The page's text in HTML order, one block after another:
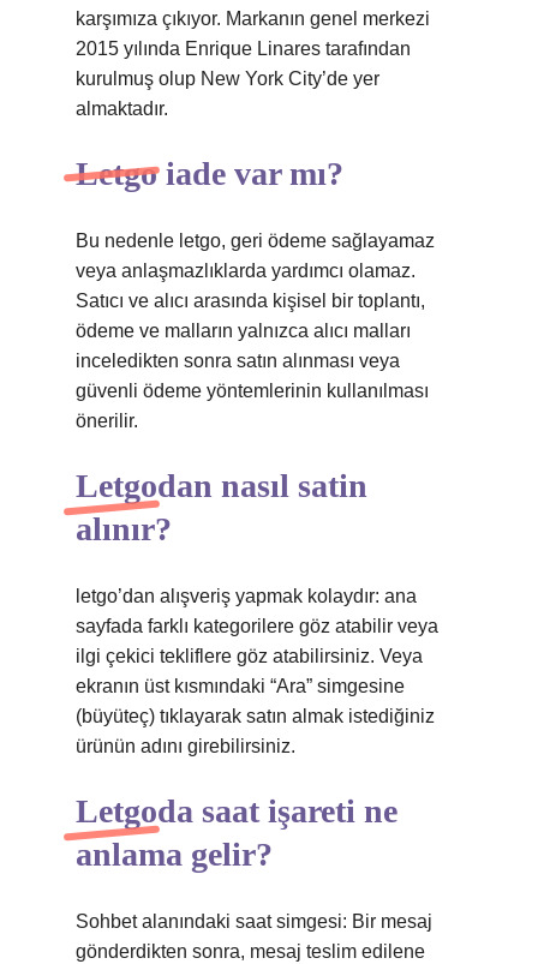
karşımıza çıkıyor. Markanın genel merkezi
2015 yılında Enrique Linares tarafından
kurulmuş olup New York City’de yer
almaktadır.
Letgo iade var mı?
Bu nedenle letgo, geri ödeme sağlayamaz
veya anlaşmazlıklarda yardımcı olamaz.
Satıcı ve alıcı arasında kişisel bir toplantı,
ödeme ve malların yalnızca alıcı malları
inceledikten sonra satın alınması veya
güvenli ödeme yöntemlerinin kullanılması
önerilir.
Letgodan nasıl satin
alınır?
letgo’dan alışveriş yapmak kolaydır: ana
sayfada farklı kategorilere göz atabilir veya
ilgi çekici tekliflere göz atabilirsiniz. Veya
ekranın üst kısmındaki “Ara” simgesine
(büyüteç) tıklayarak satın almak istediğiniz
ürünün adını girebilirsiniz.
Letgoda saat işareti ne
anlama gelir?
Sohbet alanındaki saat simgesi: Bir mesaj
gönderdikten sonra, mesaj teslim edilene